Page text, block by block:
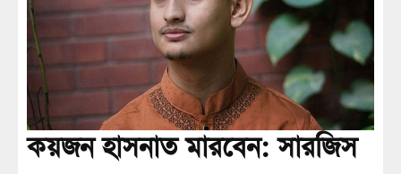
কয়জন হাসনাত মারবেন: সারজিস